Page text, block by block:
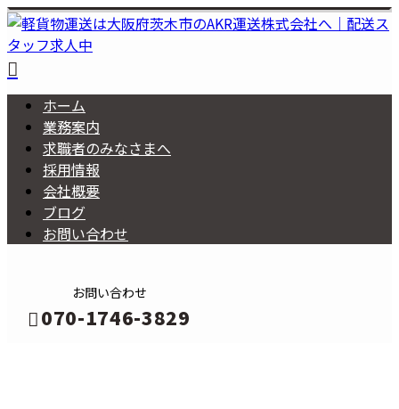
ホーム
業務案内
求職者のみなさまへ
採用情報
会社概要
ブログ
お問い合わせ
お問い合わせ
070-1746-3829